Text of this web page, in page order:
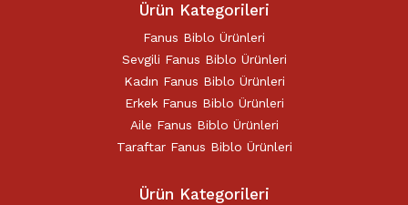
Ürün Kategorileri
Fanus Biblo Ürünleri
Sevgili Fanus Biblo Ürünleri
Kadın Fanus Biblo Ürünleri
Erkek Fanus Biblo Ürünleri
Aile Fanus Biblo Ürünleri
Taraftar Fanus Biblo Ürünleri
Ürün Kategorileri